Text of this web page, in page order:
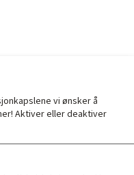
vi ønsker å
Aktiver eller deaktiver